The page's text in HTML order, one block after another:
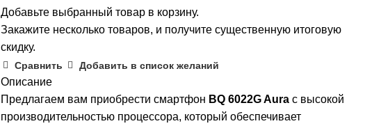
Добавьте выбранный товар в корзину.
Закажите несколько товаров, и получите существенную итоговую
скидку.
Сравнить Добавить в список желаний
Описание
Предлагаем вам приобрести смартфон BQ 6022G Auraс высокой
производительностью процессора, который обеспечивает